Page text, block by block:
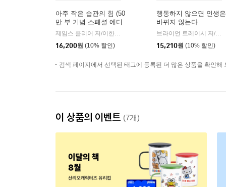
아주 작은 습관의 힘 (50
만 부 기념 스페셜 에디
션)
제임스 클리어 저/이한이 역
비즈니스북스
16,200원 (10% 할인)
행동하지 않으면 인생은
바뀌지 않는다
브라이언 트레이시 저/정지현 역
15,210원 (10% 할인)
검색 페이지에서 선택된 태그에 등록된 더 많은 상품을 확인해
이 상품의 이벤트 (7개)